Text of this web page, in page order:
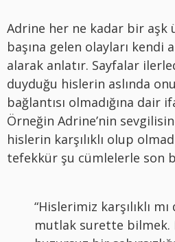
Adrine her ne kadar bir aşk
başına gelen olayları kendi
alarak anlatır. Sayfalar
duyduğu hislerin aslında
bağlantısı olmadığına dair
Örneğin Adrine’nin
hislerin karşılıklı olup
tefekkür şu cümlelerle son
“Hislerimiz karşılıklı
mutlak surette bilmek.